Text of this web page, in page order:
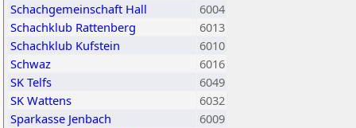
Schachgemeinschaft Hall
6004
Schachklub Rattenberg
6013
Schachklub Kufstein
6010
Schwaz
6016
SK Telfs
6049
SK Wattens
6032
Sparkasse Jenbach
6009